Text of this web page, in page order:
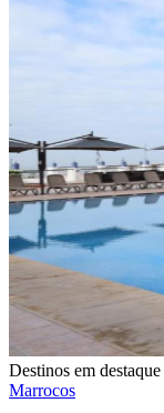
Destinos em destaque
Marrocos